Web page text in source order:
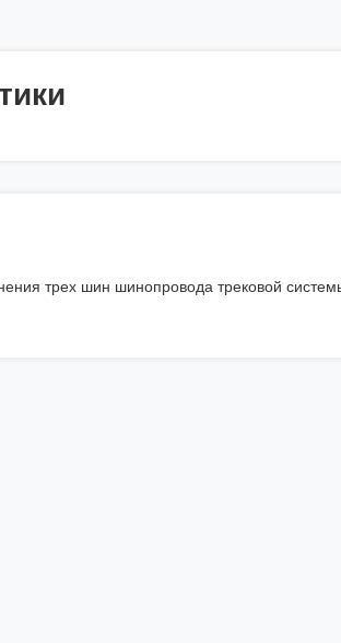
трех шин шинопровода трековой